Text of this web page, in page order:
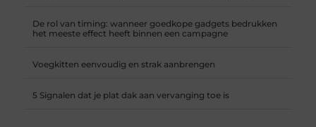
De rol van timing: wanneer goedkope gadgets bedrukken
het meeste effect heeft binnen een campagne
Voegkitten eenvoudig en strak aanbrengen
5 Signalen dat je plat dak aan vervanging toe is